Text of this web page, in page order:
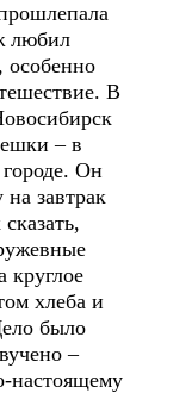
любил
особенно
В
– в
Он
завтрак
круглое
хлеба и
было
–
настоящему